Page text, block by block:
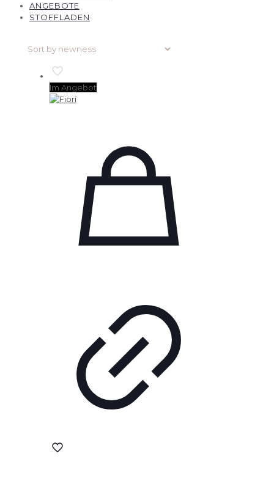
ANGEBOTE
STOFFLADEN
Im Angebot